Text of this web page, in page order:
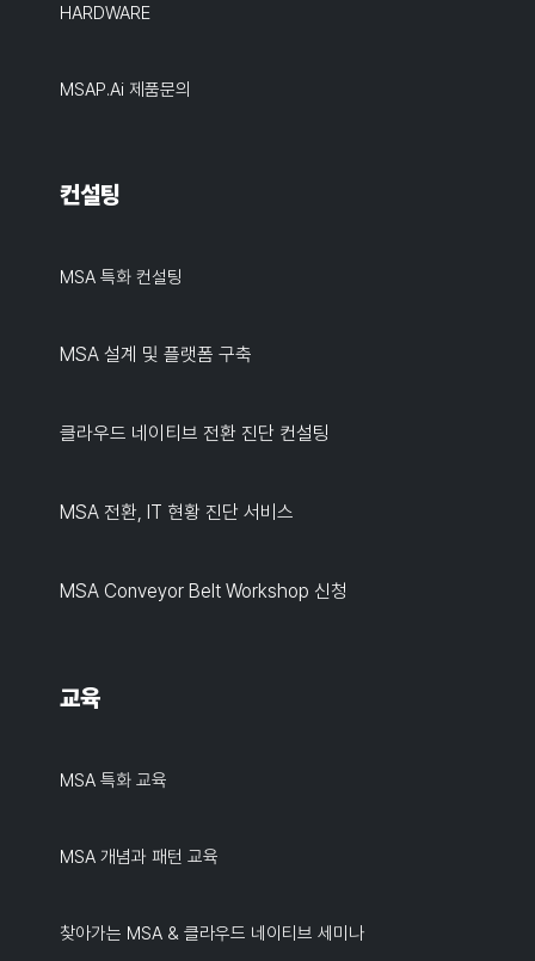
HARDWARE
MSAP.ai 제품문의
컨설팅
MSA 특화 컨설팅
MSA 설계 및 플랫폼 구축
클라우드 네이티브 전환 진단 컨설팅
MSA 전환, IT 현황 진단 서비스
MSA Conveyor Belt Workshop 신청
교육
MSA 특화 교육
MSA 개념과 패턴 교육
찾아가는 MSA & 클라우드 네이티브 세미나